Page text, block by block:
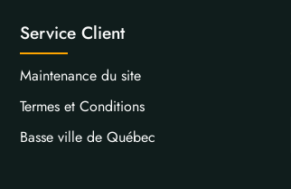
Service Client
Maintenance du site
Termes et Conditions
Basse ville de Québec